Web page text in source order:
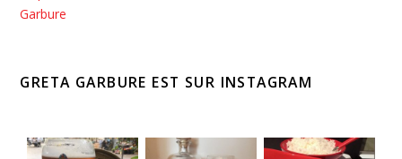
GRETA GARBURE EST SUR INSTAGRAM